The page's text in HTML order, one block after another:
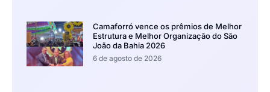
Camaforró vence os prêmios de Melhor
Estrutura e Melhor Organização do São
João da Bahia 2026
6 de agosto de 2026